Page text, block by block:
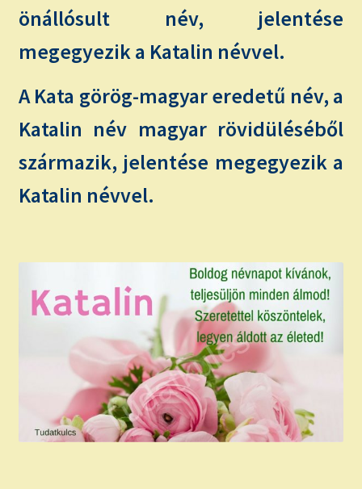
önállósult név, jelentése
megegyezik a Katalin névvel.
A Kata görög-magyar eredetű név, a
Katalin név magyar rövidüléséből
származik, jelentése megegyezik a
Katalin névvel.